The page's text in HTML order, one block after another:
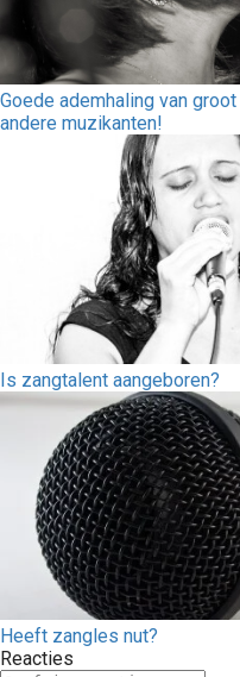
Goede ademhaling van
andere muzikanten!
Is zangtalent aangeboren?
Heeft zangles nut?
Reacties